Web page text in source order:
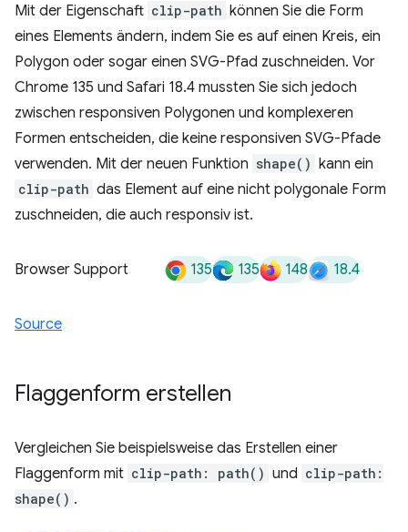
Mit der Eigenschaft clip-path können Sie die Form
eines Elements ändern, indem Sie es auf einen Kreis, ein
Polygon oder sogar einen SVG-Pfad zuschneiden. Vor
Chrome 135 und Safari 18.4 mussten Sie sich jedoch
zwischen responsiven Polygonen und komplexeren
Formen entscheiden, die keine responsiven SVG-Pfade
verwenden. Mit der neuen Funktion shape() kann ein
clip-path das Element auf eine nicht polygonale Form
zuschneiden, die auch responsiv ist.
Browser Support 135 135 148 18.4
Source
Flaggenform erstellen
Vergleichen Sie beispielsweise das Erstellen einer
Flaggenform mit clip-path: path() und clip-path:
shape() .